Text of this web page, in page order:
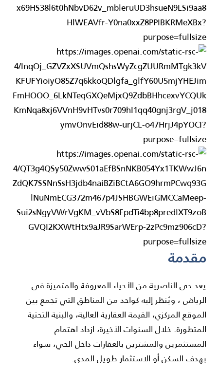
مقدمة
يعد حي الناصرية من الأحياء المعروفة والمتميزة في
الرياض ، ويُنظر إليه كواحد من المناطق التي تجمع بين
الموقع المركزي، القيمة العقارية العالية، والبنية التحتية
المتطورة. خلال السنوات الأخيرة، ازداد اهتمام
المستثمرين والمشترين بالعقارات داخل الحي، سواء
بهدف السكن أو الاستثمار طويل المدى.